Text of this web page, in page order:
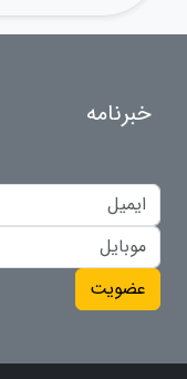
خبرنامه
عضویت